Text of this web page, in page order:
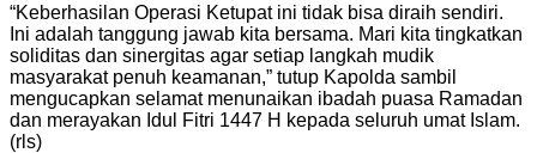
“Keberhasilan Operasi Ketupat ini tidak bisa diraih sendiri.
Ini adalah tanggung jawab kita bersama. Mari kita tingkatkan
soliditas dan sinergitas agar setiap langkah mudik
masyarakat penuh keamanan,” tutup Kapolda sambil
mengucapkan selamat menunaikan ibadah puasa Ramadan
dan merayakan Idul Fitri 1447 H kepada seluruh umat Islam.
(rls)